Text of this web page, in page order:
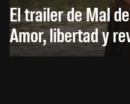
El trailer de Mal
Amor, libertad y